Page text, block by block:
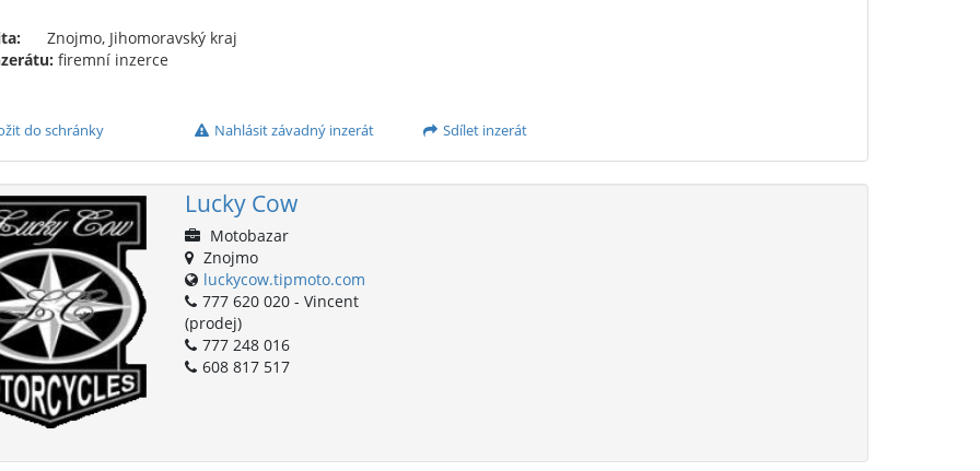
Znojmo, Jihomoravský kraj
firemní inzerce
do schránky Nahlásit závadný inzerát Sdílet inzerát
Lucky Cow
Motobazar
Znojmo
luckycow.tipmoto.com
777 620 020 - Vincent
(prodej)
777 248 016
608 817 517